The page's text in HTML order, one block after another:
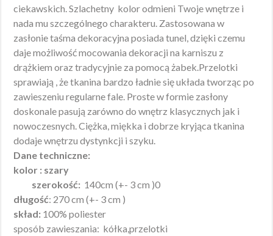
ciekawskich. Szlachetny kolor odmieni Twoje wnętrze i
nada mu szczególnego charakteru. Zastosowana w
zasłonie taśma dekoracyjna posiada tunel, dzięki czemu
daje możliwość mocowania dekoracji na karniszu z
drążkiem oraz tradycyjnie za pomocą żabek.Przelotki
sprawiają , że tkanina bardzo ładnie się układa tworząc po
zawieszeniu regularne fale. Proste w formie zasłony
doskonale pasują zarówno do wnętrz klasycznych jak i
nowoczesnych. Ciężka, miękka i dobrze kryjąca tkanina
dodaje wnętrzu dystynkcji i szyku.
Dane techniczne:
kolor : szary
szerokość: 140cm (+- 3 cm )0
długość: 270 cm (+- 3 cm )
skład: 100% poliester
sposób zawieszania: kółka,przelotki